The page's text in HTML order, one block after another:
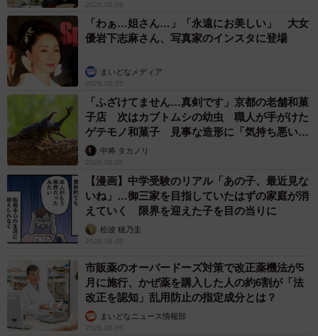
2026.08.06
「わぁ…姐さん…」「永遠にお美しい」 大女
優岩下志麻さん、写真家のインスタに登場
まいどなメディア
2026.08.05
「ふざけてません…真剣です」京都の老舗和菓
子店 次はカブトムシの幼虫 職人が手がけた
ゲテモノ和菓子 見事な造形に「気持ち悪いく
らいリアル」
中将 タカノリ
2026.08.05
【漫画】中学受験のリアル「あの子、最近見な
いね」…御三家を目指していたはずの家庭が消
えていく 限界を迎えた子を目の当りに
松波 穂乃圭
2026.08.05
市販薬のオーバードーズ対策で改正薬機法が5
月に施行、かぜ薬を購入した人の約6割が「法
改正を認知」乱用防止の指定成分とは？
まいどなニュース情報部
2026.08.05